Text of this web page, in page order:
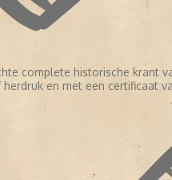
complete historische krant
en met een certificaat